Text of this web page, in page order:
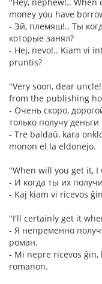
money you have
- Эй, племяш!.. Ты
которые занял?
- Hej, nevo!.. Kiam vi
pruntis?
"Very soon, dear
from the publishing
- Очень скоро,
только получу деньги
- Tre baldaŭ, kara
monon el la eldonejo.
"When will you get it, I
- И когда ты их
- Kaj kiam vi ricevos
"I'll certainly get it
- Я непременно
роман.
- Mi nepre ricevos
romanon.